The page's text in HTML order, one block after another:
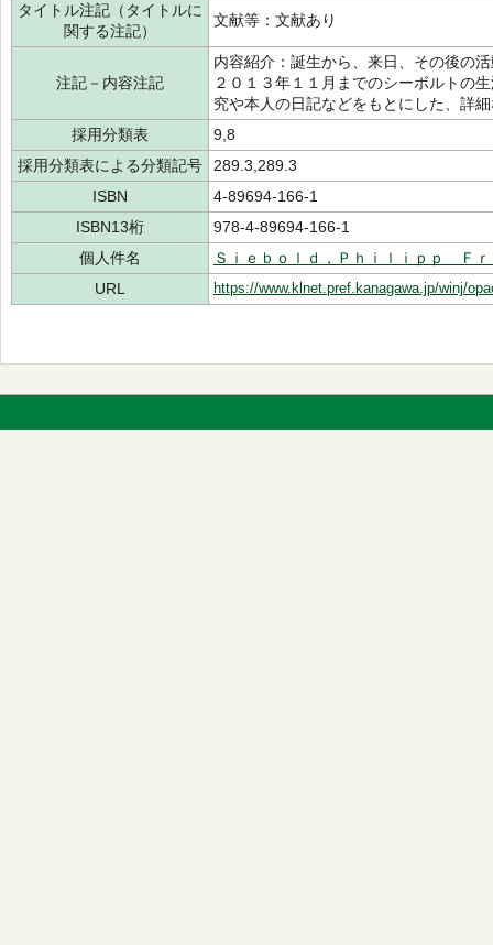
タイトル注記（タイトルに
関する注記）
文献等：文献あり
注記－内容注記
内容紹介：誕生から、来日、その後の
２０１３年１１月までのシーボルトの
究や本人の日記などをもとにした、詳
採用分類表
9,8
採用分類表による分類記号
289.3,289.3
ISBN
4-89694-166-1
ISBN13桁
978-4-89694-166-1
個人件名
Ｓｉｅｂｏｌｄ，Ｐｈｉｌｉｐｐ Ｆ
URL
https://www.klnet.pref.kanagawa.jp/winj/